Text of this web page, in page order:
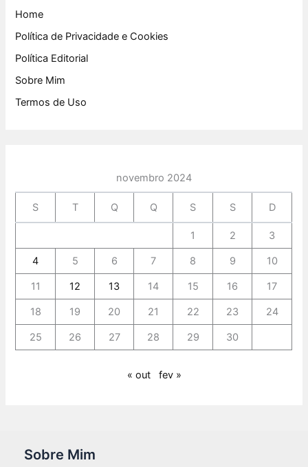
Home
Política de Privacidade e Cookies
Política Editorial
Sobre Mim
Termos de Uso
novembro 2024
S T Q Q S S D
1 2 3
4 5 6 7 8 9 10
11 12 13 14 15 16 17
18 19 20 21 22 23 24
25 26 27 28 29 30
« out fev »
Sobre Mim